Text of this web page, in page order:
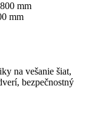
mm
mm
na vešanie šiat,
bezpečnostný